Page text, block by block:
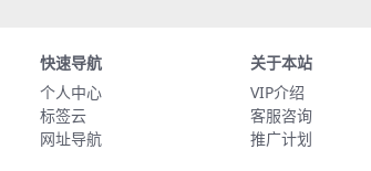
快速导航
个人中心
标签云
网址导航
关于本站
VIP介绍
客服咨询
推广计划